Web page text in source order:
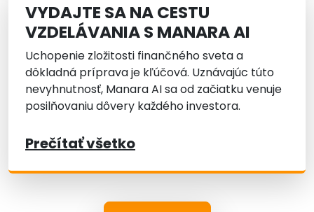
VYDAJTE SA NA CESTU
VZDELÁVANIA S MANARA AI
Uchopenie zložitosti finančného sveta a
dôkladná príprava je kľúčová. Uznávajúc túto
nevyhnutnosť, Manara AI sa od začiatku venuje
posilňovaniu dôvery každého investora.
Prečítať všetko